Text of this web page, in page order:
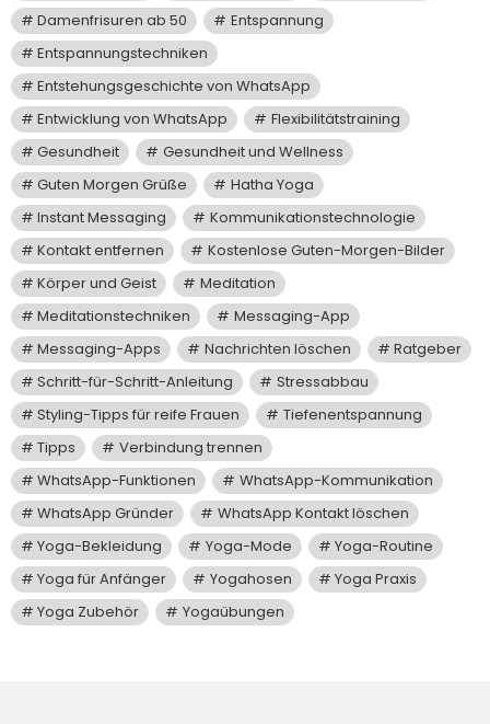
Damenfrisuren ab 50
Entspannung
Entspannungstechniken
Entstehungsgeschichte von WhatsApp
Entwicklung von WhatsApp
Flexibilitätstraining
Gesundheit
Gesundheit und Wellness
Guten Morgen Grüße
Hatha Yoga
Instant Messaging
Kommunikationstechnologie
Kontakt entfernen
Kostenlose Guten-Morgen-Bilder
Körper und Geist
Meditation
Meditationstechniken
Messaging-App
Messaging-Apps
Nachrichten löschen
Ratgeber
Schritt-für-Schritt-Anleitung
Stressabbau
Styling-Tipps für reife Frauen
Tiefenentspannung
Tipps
Verbindung trennen
WhatsApp-Funktionen
WhatsApp-Kommunikation
WhatsApp Gründer
WhatsApp Kontakt löschen
Yoga-Bekleidung
Yoga-Mode
Yoga-Routine
Yoga für Anfänger
Yogahosen
Yoga Praxis
Yoga Zubehör
Yogaübungen